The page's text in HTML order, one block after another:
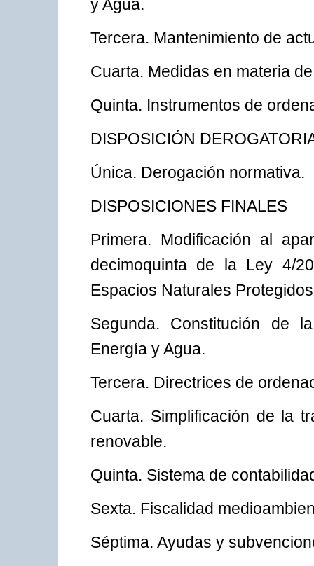
y Agua.
Tercera. Mantenimiento de
Cuarta. Medidas en materia
Quinta. Instrumentos de
DISPOSICIÓN
Única. Derogación normativa.
DISPOSICIONES FINALES
Primera. Modificación al
decimoquinta de la Ley 4/
Espacios Naturales
Segunda. Constitución de
Energía y Agua.
Tercera. Directrices de
Cuarta. Simplificación de la
renovable.
Quinta. Sistema de
Sexta. Fiscalidad
Séptima. Ayudas y